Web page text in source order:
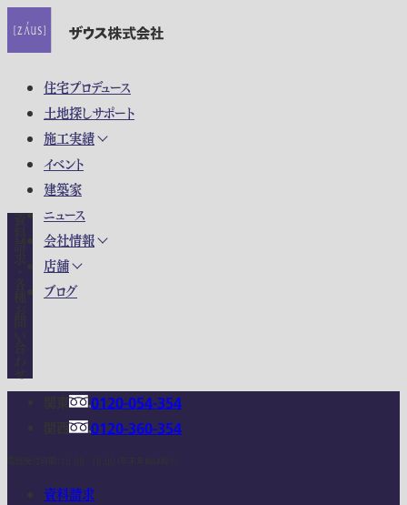
住宅プロデュース
土地探しサポート
施工実績
イベント
建築家
ニュース
会社情報
店舗
ブログ
0120-054-354
0120-360-354
資料請求